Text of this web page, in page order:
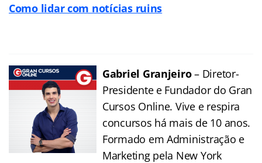
Como lidar com notícias ruins
Gabriel Granjeiro– Diretor-
Presidente e Fundador do Gran
Cursos Online. Vive e respira
concursos há mais de 10 anos.
Formado em Administração e
Marketing pela New York